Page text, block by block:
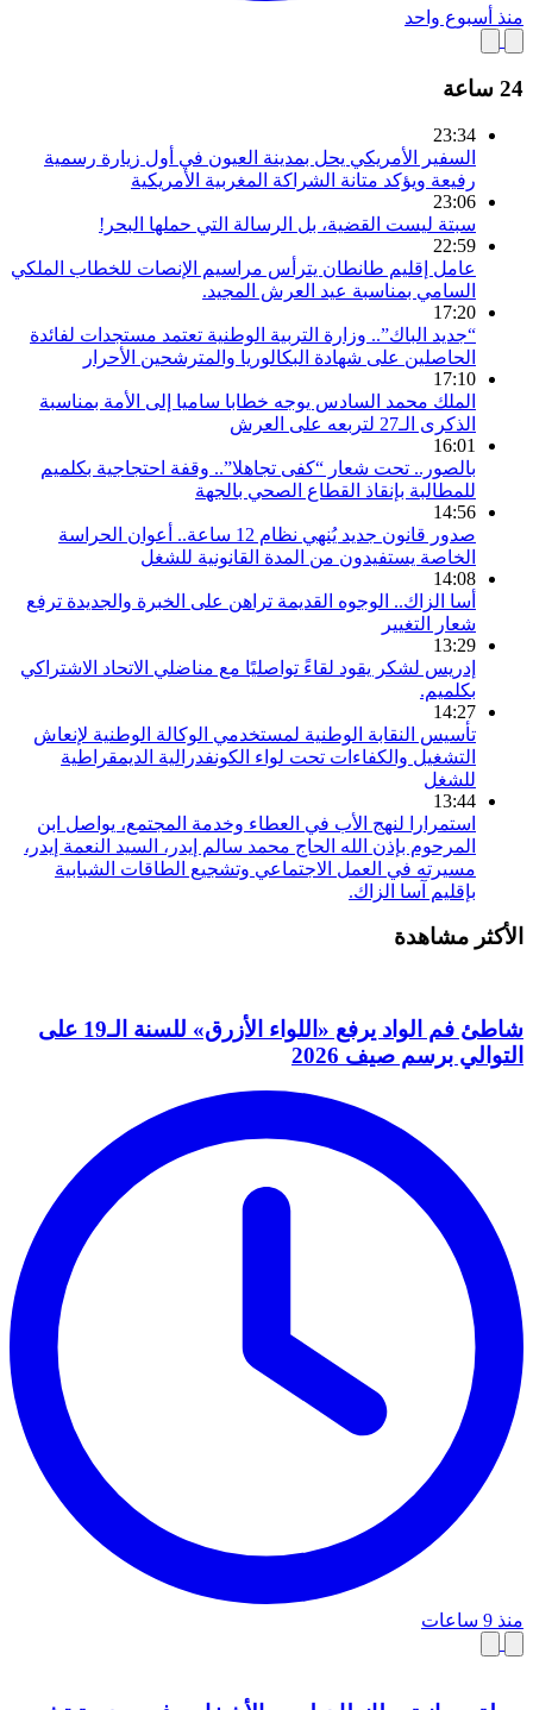
منذ أسبوع واحد
24 ساعة
23:34
السفير الأمريكي يحل بمدينة العيون في أول زيارة رسمية
رفيعة ويؤكد متانة الشراكة المغربية الأمريكية
23:06
سبتة ليست القضية، بل الرسالة التي حملها البحر!
22:59
عامل إقليم طانطان يترأس مراسيم الإنصات للخطاب الملكي
السامي بمناسبة عيد العرش المجيد.
17:20
“جديد الباك”.. وزارة التربية الوطنية تعتمد مستجدات لفائدة
الحاصلين على شهادة البكالوريا والمترشحين الأحرار
17:10
الملك محمد السادس يوجه خطابا ساميا إلى الأمة بمناسبة
الذكرى الـ27 لتربعه على العرش
16:01
بالصور.. تحت شعار “كفى تجاهلا”.. وقفة احتجاجية بكلميم
للمطالبة بإنقاذ القطاع الصحي بالجهة
14:56
صدور قانون جديد يُنهي نظام 12 ساعة.. أعوان الحراسة
الخاصة يستفيدون من المدة القانونية للشغل
14:08
أسا الزاك.. الوجوه القديمة تراهن على الخبرة والجديدة ترفع
شعار التغيير
13:29
إدريس لشكر يقود لقاءً تواصليًا مع مناضلي الاتحاد الاشتراكي
بكلميم.
14:27
تأسيس النقابة الوطنية لمستخدمي الوكالة الوطنية لإنعاش
التشغيل والكفاءات تحت لواء الكونفدرالية الديمقراطية
للشغل
13:44
استمرارا لنهج الأب في العطاء وخدمة المجتمع، يواصل ابن
المرحوم بإذن الله الحاج محمد سالم إيدر، السيد النعمة إيدر،
مسيرته في العمل الاجتماعي وتشجيع الطاقات الشبابية
بإقليم آسا الزاك.
الأكثر مشاهدة
شاطئ فم الواد يرفع «اللواء الأزرق» للسنة الـ19 على
التوالي برسم صيف 2026
منذ 9 ساعات